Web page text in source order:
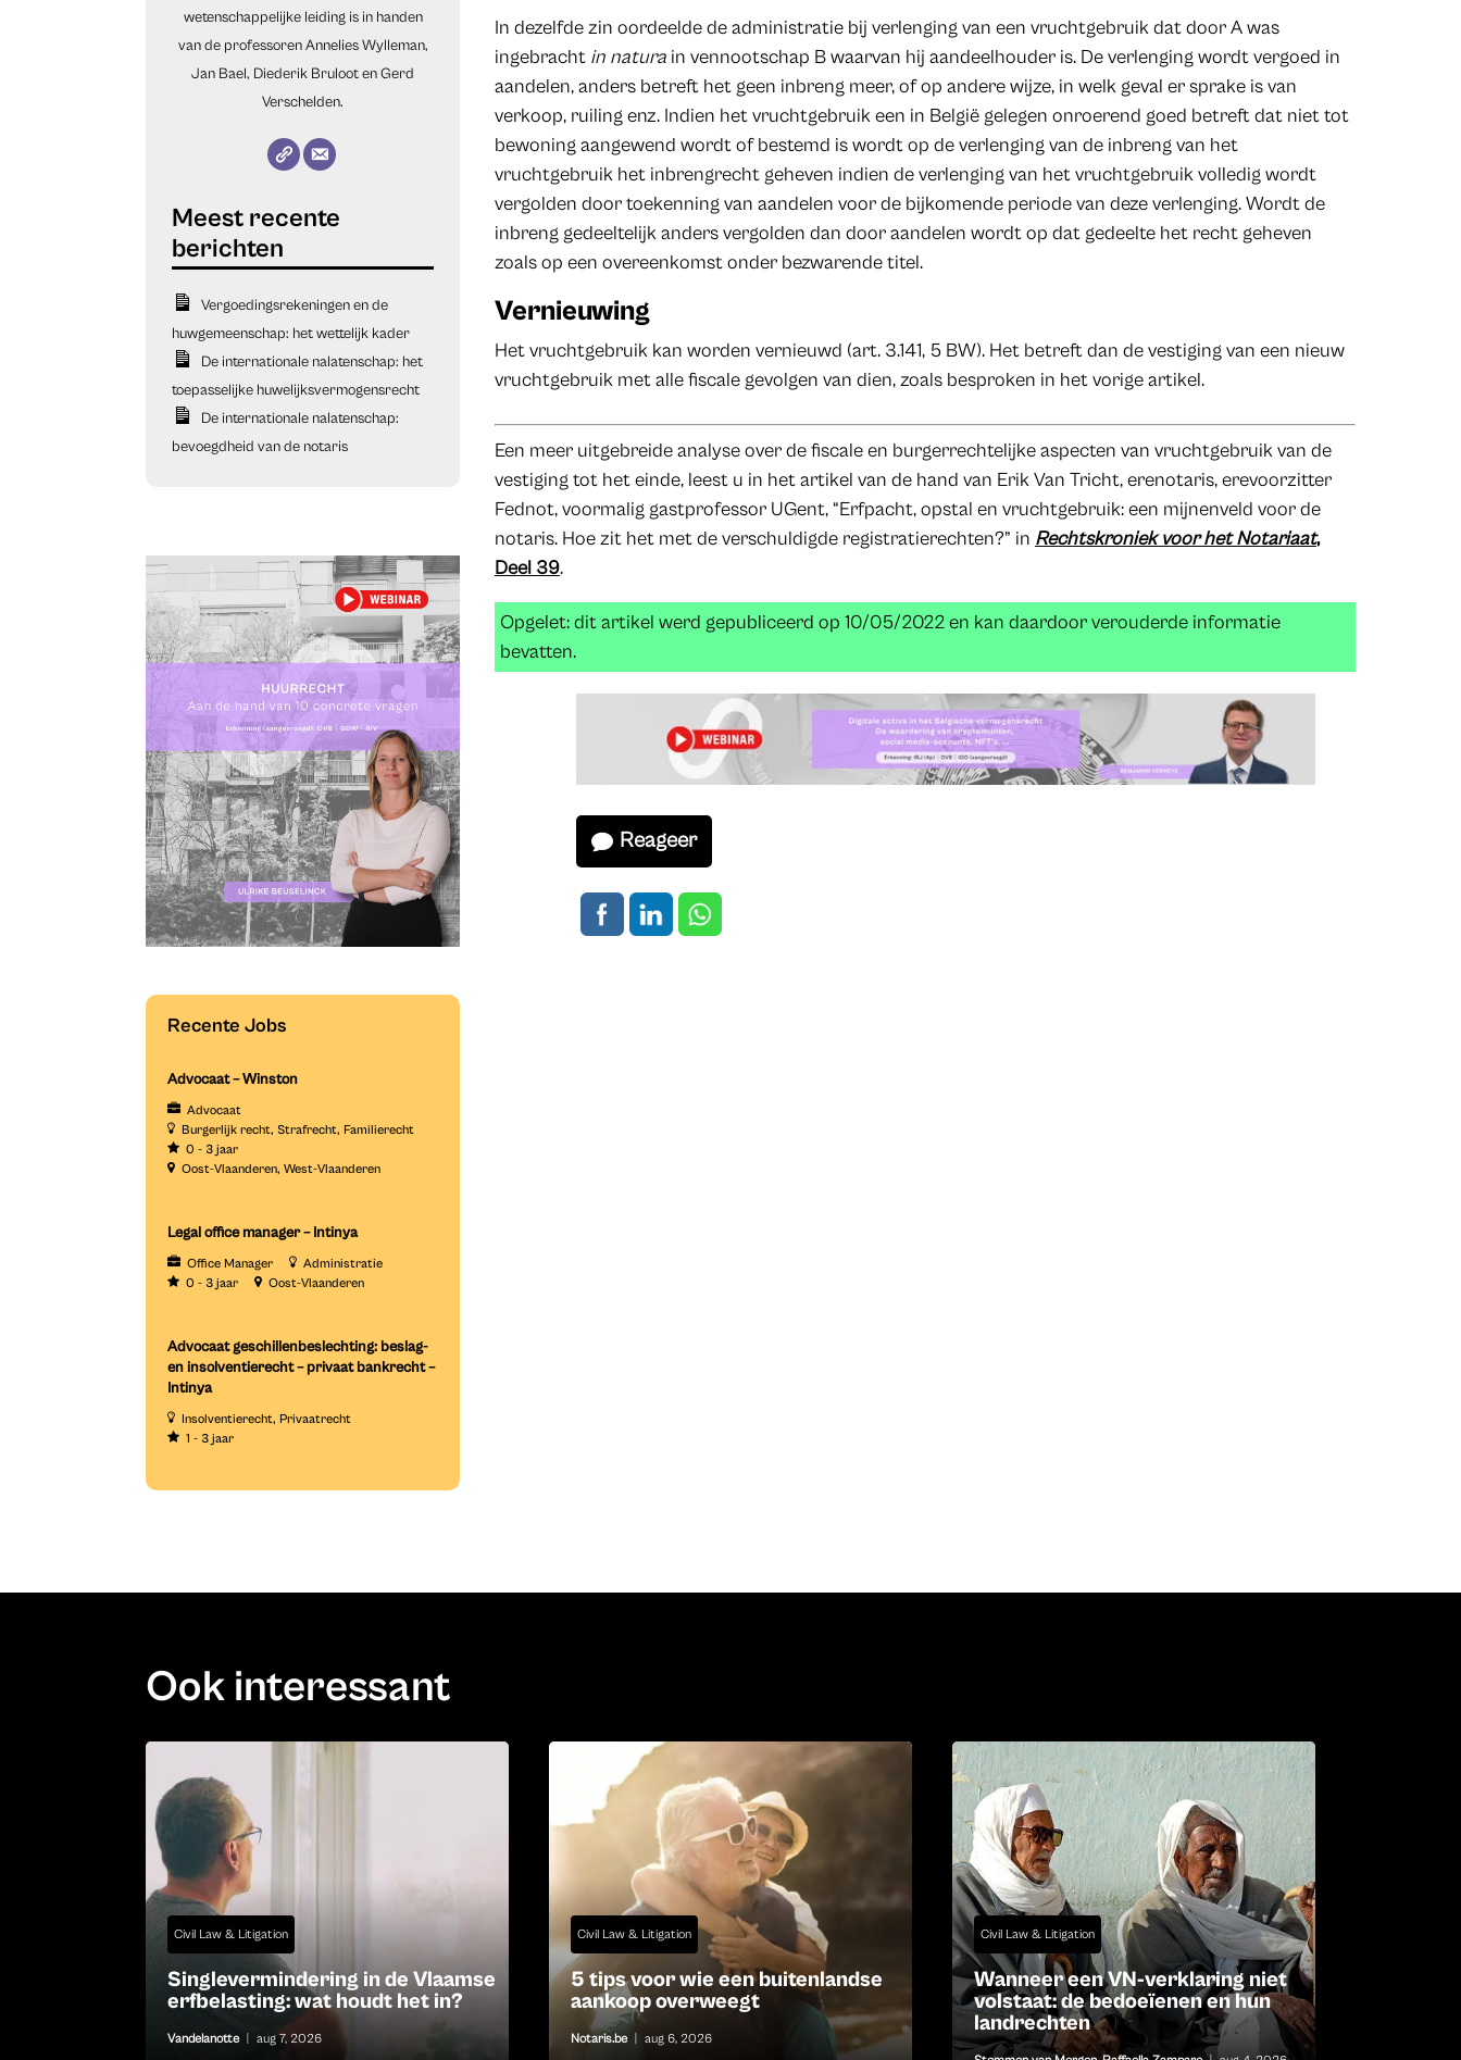
wetenschappelijke leiding is in handen
van de professoren Annelies Wylleman,
Jan Bael, Diederik Bruloot en Gerd
Verschelden.
Vergoedingsrekeningen en de
huwgemeenschap: het wettelijk kader
De internationale nalatenschap: het
toepasselijke huwelijksvermogensrecht
De internationale nalatenschap:
bevoegdheid van de notaris
Recente Jobs
Advocaat – Winston
Advocaat
Burgerlijk recht Strafrecht Familierecht
0 - 3 jaar
Oost-Vlaanderen West-Vlaanderen
Legal office manager – Intinya
Office Manager
Administratie
0 - 3 jaar
Oost-Vlaanderen
Advocaat geschillenbeslechting: beslag-
en insolventierecht – privaat bankrecht –
Intinya
Insolventierecht Privaatrecht
1 - 3 jaar
In dezelfde zin oordeelde de administratie bij verlenging van een vruchtgebruik dat door A was
ingebracht in naturain vennootschap B waarvan hij aandeelhouder is. De verlenging wordt vergoed in
aandelen, anders betreft het geen inbreng meer, of op andere wijze, in welk geval er sprake is van
verkoop, ruiling enz. Indien het vruchtgebruik een in België gelegen onroerend goed betreft dat niet tot
bewoning aangewend wordt of bestemd is wordt op de verlenging van de inbreng van het
vruchtgebruik het inbrengrecht geheven indien de verlenging van het vruchtgebruik volledig wordt
vergolden door toekenning van aandelen voor de bijkomende periode van deze verlenging. Wordt de
inbreng gedeeltelijk anders vergolden dan door aandelen wordt op dat gedeelte het recht geheven
zoals op een overeenkomst onder bezwarende titel.
Vernieuwing
Het vruchtgebruik kan worden vernieuwd (art. 3.141, 5 BW). Het betreft dan de vestiging van een nieuw
vruchtgebruik met alle fiscale gevolgen van dien, zoals besproken in het vorige artikel.
Een meer uitgebreide analyse over de fiscale en burgerrechtelijke aspecten van vruchtgebruik van de
vestiging tot het einde, leest u in het artikel van de hand van Erik Van Tricht, erenotaris, erevoorzitter
Fednot, voormalig gastprofessor UGent, “Erfpacht, opstal en vruchtgebruik: een mijnenveld voor de
notaris. Hoe zit het met de verschuldigde registratierechten?” in Rechtskroniek voor het Notariaat,
Deel 39.
Opgelet: dit artikel werd gepubliceerd op 10/05/2022 en kan daardoor verouderde informatie
bevatten.
Reageer
Ook interessant
Civil Law & Litigation
Singlevermindering in de Vlaamse
erfbelasting: wat houdt het in?
Vandelanotte aug 7, 2026
Civil Law & Litigation
5 tips voor wie een buitenlandse
aankoop overweegt
Notaris.be aug 6, 2026
Civil Law & Litigation
Wanneer een VN-verklaring niet
volstaat: de bedoeïenen en hun
landrechten